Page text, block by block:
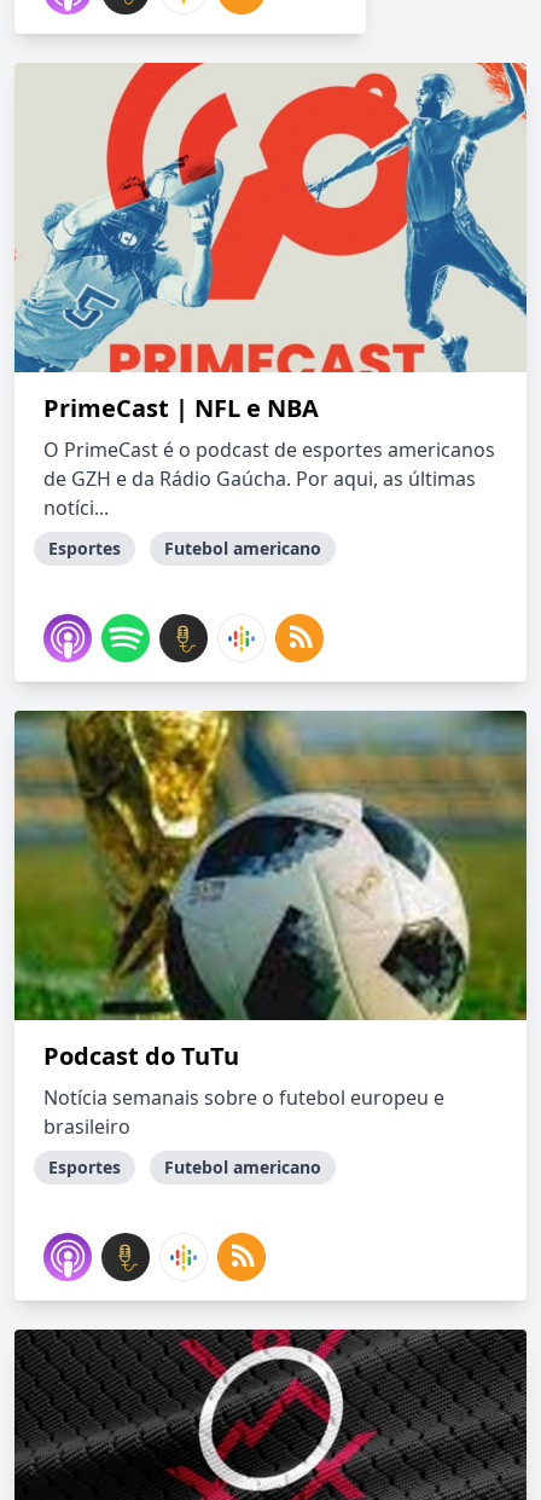
PrimeCast | NFL e NBA
O PrimeCast é o podcast de esportes americanos
de GZH e da Rádio Gaúcha. Por aqui, as últimas
notíci...
Esportes Futebol americano
Podcast do TuTu
Notícia semanais sobre o futebol europeu e
brasileiro
Esportes Futebol americano